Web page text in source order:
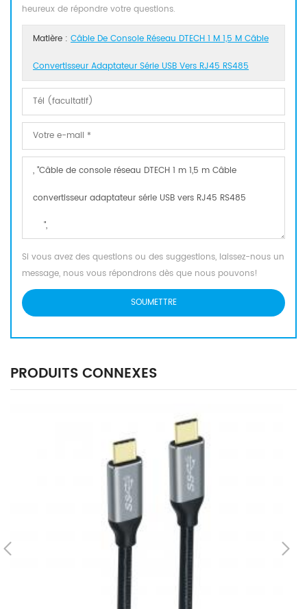
heureux de répondre votre questions.
Matière : Câble De Console Réseau DTECH 1 M 1,5 M Câble
Convertisseur Adaptateur Série USB Vers RJ45 RS485
Si vous avez des questions ou des suggestions, laissez-nous un
message, nous vous répondrons dès que nous pouvons!
PRODUITS CONNEXES